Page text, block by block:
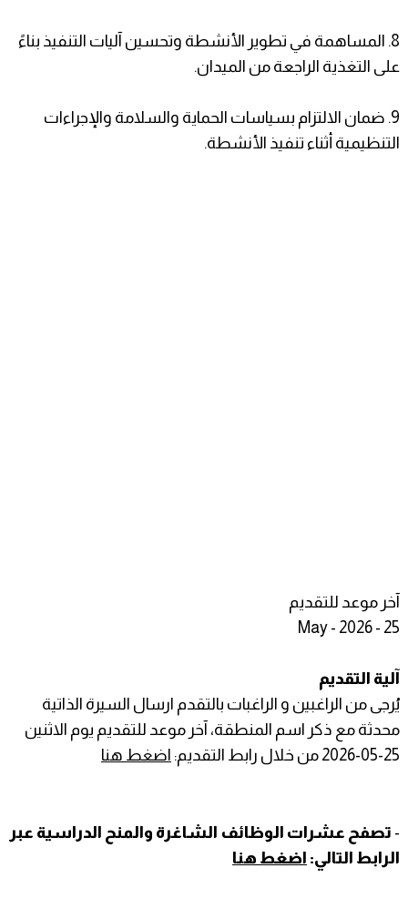
8. المساهمة في تطوير الأنشطة وتحسين آليات التنفيذ بناءً
على التغذية الراجعة من الميدان.
9. ضمان الالتزام بسياسات الحماية والسلامة والإجراءات
التنظيمية أثناء تنفيذ الأنشطة.
آخر موعد للتقديم
25 - May - 2026
آلية التقديم
يُرجى من الراغبين و الراغبات بالتقدم ارسال السيرة الذاتية
محدثة مع ذكر اسم المنطقة، آخر موعد للتقديم يوم الاثنين
25-05-2026 من خلال رابط التقديم:
اضغط هنا
- تصفح عشرات الوظائف الشاغرة والمنح الدراسية عبر
الرابط التالي: اضغط هنا